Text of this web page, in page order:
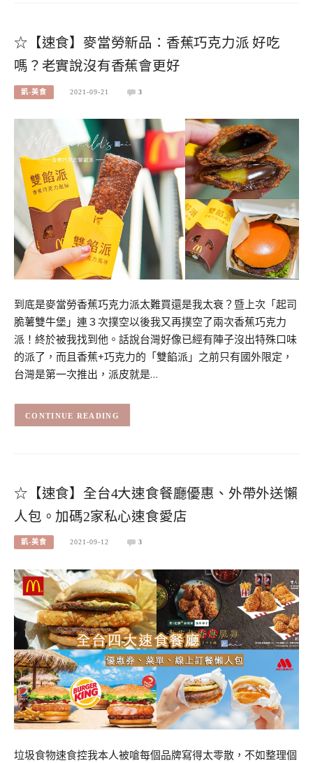
☆【速食】麥當勞新品：香蕉巧克力派 好吃
嗎？老實說沒有香蕉會更好
凱-美食 2021-09-21 3
到底是麥當勞香蕉巧克力派太難買還是我太衰？暨上次「起司
脆薯雙牛堡」連３次撲空以後我又再撲空了兩次香蕉巧克力
派！終於被我找到他。話說台灣好像已經有陣子沒出特殊口味
的派了，而且香蕉+巧克力的「雙餡派」之前只有國外限定，
台灣是第一次推出，派皮就是…
CONTINUE READING
☆【速食】全台4大速食餐廳優惠、外帶外送懶
人包。加碼2家私心速食愛店
凱-美食 2021-09-12 3
垃圾食物速食控我本人被嗆每個品牌寫得太零散，不如整理個